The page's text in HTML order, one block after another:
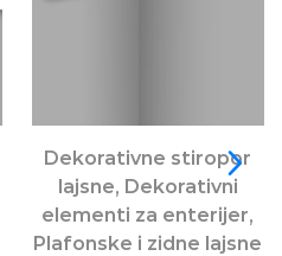
Dekorativne stiropor
lajsne, Dekorativni
elementi za enterijer,
Plafonske i zidne lajsne